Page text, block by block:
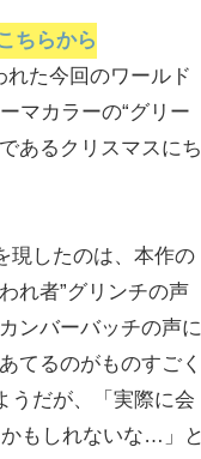
ちらから
れた今回のワールド
マカラーの“グリー
あるクリスマスにち
現したのは、本作の
れ者”グリンチの声
ンバーバッチの声に
てるのがものすごく
うだが、「実際に会
もしれないな…」と